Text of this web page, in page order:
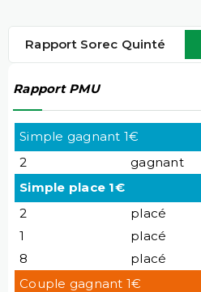
Rapport Sorec Quinté
Rapport PMU
Simple gagnant 1€
2
gagnant
Simple place 1€
2
placé
1
placé
8
placé
Couple gagnant 1€